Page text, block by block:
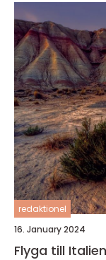
redaktionel
16. January 2024
Flyga till